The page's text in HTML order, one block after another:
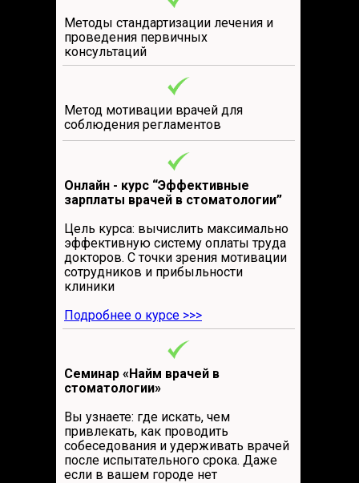
Методы стандартизации лечения и
проведения первичных
консультаций
Метод мотивации врачей для
соблюдения регламентов
Онлайн - курс “Эффективные
зарплаты врачей в стоматологии”
Цель курса: вычислить максимально
эффективную систему оплаты труда
докторов. С точки зрения мотивации
сотрудников и прибыльности
клиники
Подробнее о курсе >>>
Cеминар «Найм врачей в
стоматологии»
Вы узнаете: где искать, чем
привлекать, как проводить
собеседования и удерживать врачей
после испытательного срока. Даже
если в вашем городе нет